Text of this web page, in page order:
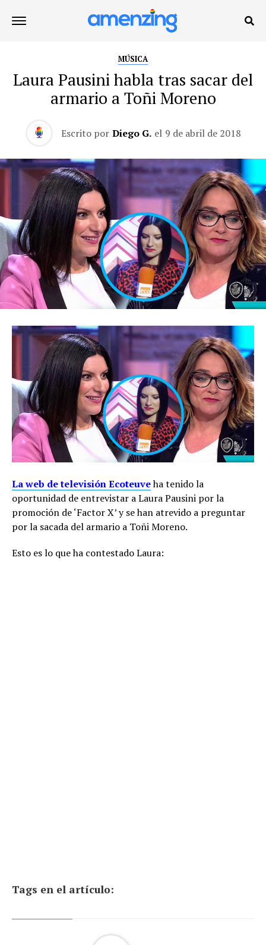
MÚSICA
Laura Pausini habla tras sacar del
armario a Toñi Moreno
Escrito por Diego G. el 9 de abril de 2018
La web de televisión Ecoteuveha tenido la
oportunidad de entrevistar a Laura Pausini por la
promoción de ‘Factor X’ y se han atrevido a preguntar
por la sacada del armario a Toñi Moreno.
Esto es lo que ha contestado Laura:
Tags en el artículo: